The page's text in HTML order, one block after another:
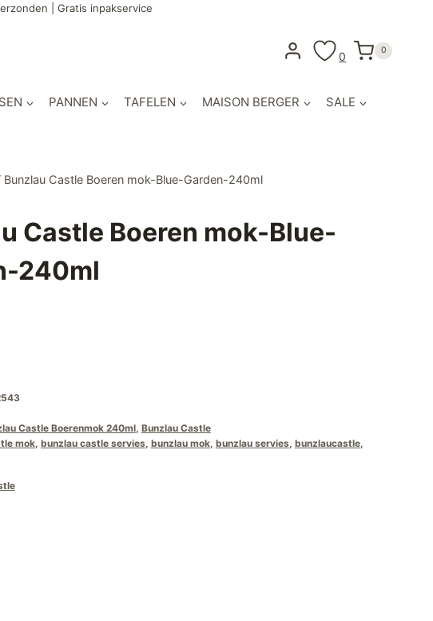
| Gratis inpakservice
0 0
PANNEN TAFELEN MAISON BERGER SALE
Bunzlau Castle Boeren mok-Blue-Garden-240ml
Castle Boeren mok-Blue-
240ml
Castle Boerenmok 240ml, Bunzlau Castle
mok, bunzlau castle servies, bunzlau mok, bunzlau servies, bunzlaucastle,